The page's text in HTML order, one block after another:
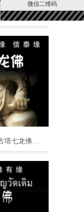
泰国佛牌 鲁士solo 迷你古塔七龙佛 招财事业 生意投资 平安运势 家庭健康 挡灾避险
泰国佛牌 鲁士solo 立尊版 古塔七龙佛 招财事业 生意投资 平安运势 家庭健康 挡灾避险
微信二维码